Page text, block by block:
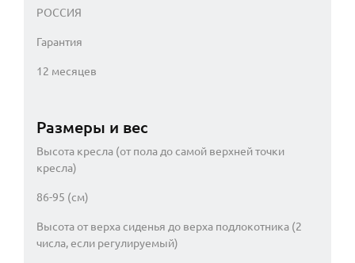
РОССИЯ
Гарантия
12 месяцев
Размеры и вес
Высота кресла (от пола до самой верхней точки
кресла)
86-95 (см)
Высота от верха сиденья до верха подлокотника (2
числа, если регулируемый)